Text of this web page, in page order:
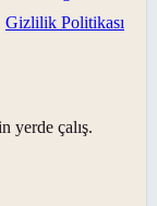
Gizlilik Politikası
yerde çalış.